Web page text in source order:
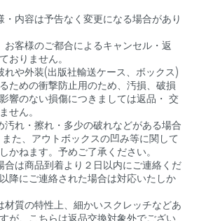
・内容は予告なく変更になる場合があり
お客様のご都合によるキャンセル・返
おりません。
れや外装(出版社輸送ケース、ボックス)
ための衝撃防止用のため、汚損、破損
響のない損傷につきましては返品・ 交
せん。
汚れ・擦れ・多少の破れなどがある場合
た、アウトボックスの凹み等に関して
かねます。予めご了承ください。
合は商品到着より２日以内にご連絡くだ
降にご連絡された場合は対応いたしか
材質の特性上、細かいスクレッチなどあ